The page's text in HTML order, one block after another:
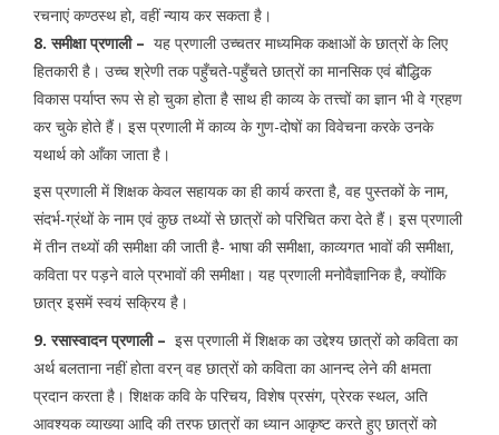
रचनाएं कण्ठस्थ हो, वहीं न्याय कर सकता है।
8. समीक्षा प्रणाली – यह प्रणाली उच्चतर माध्यमिक कक्षाओं के छात्रों के लिए
हितकारी है। उच्च श्रेणी तक पहुँचते-पहुँचते छात्रों का मानसिक एवं बौद्धिक
विकास पर्याप्त रूप से हो चुका होता है साथ ही काव्य के तत्त्वों का ज्ञान भी वे ग्रहण
कर चुके होते हैं। इस प्रणाली में काव्य के गुण-दोषों का विवेचना करके उनके
यथार्थ को आँका जाता है।
इस प्रणाली में शिक्षक केवल सहायक का ही कार्य करता है, वह पुस्तकों के नाम,
संदर्भ-ग्रंथों के नाम एवं कुछ तथ्यों से छात्रों को परिचित करा देते हैं। इस प्रणाली
में तीन तथ्यों की समीक्षा की जाती है- भाषा की समीक्षा, काव्यगत भावों की समीक्षा,
कविता पर पड़ने वाले प्रभावों की समीक्षा। यह प्रणाली मनोवैज्ञानिक है, क्योंकि
छात्र इसमें स्वयं सक्रिय है।
9. रसास्वादन प्रणाली – इस प्रणाली में शिक्षक का उद्देश्य छात्रों को कविता का
अर्थ बलताना नहीं होता वरन् वह छात्रों को कविता का आनन्द लेने की क्षमता
प्रदान करता है। शिक्षक कवि के परिचय, विशेष प्रसंग, प्रेरक स्थल, अति
आवश्यक व्याख्या आदि की तरफ छात्रों का ध्यान आकृष्ट करते हुए छात्रों को